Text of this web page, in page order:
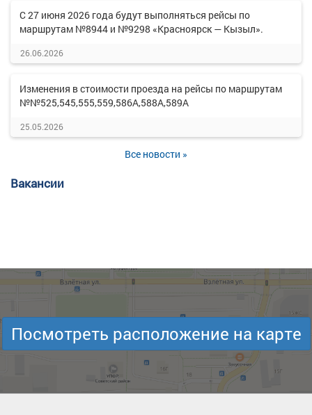
С 27 июня 2026 года будут выполняться рейсы по
маршрутам №8944 и №9298 «Красноярск — Кызыл».
26.06.2026
Изменения в стоимости проезда на рейсы по маршрутам
№№525,545,555,559,586А,588А,589А
25.05.2026
Все новости »
Вакансии
Посмотреть расположение на карте